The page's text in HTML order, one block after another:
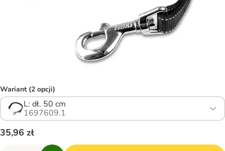
Wariant (2 opcji)
L: dł. 50 cm
1697609.1
35,96 zł